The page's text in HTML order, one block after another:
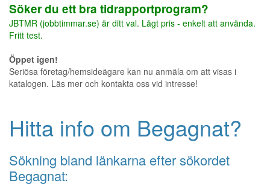
Söker du ett bra tidrapportprogram?
JBTMR (jobbtimmar.se) är ditt val. Lågt pris - enkelt att använda.
Fritt test.
Öppet igen!
Seriösa företag/hemsideägare kan nu anmäla om att visas i
katalogen. Läs mer och kontakta oss vid intresse!
Hitta info om Begagnat?
Sökning bland länkarna efter sökordet
Begagnat: